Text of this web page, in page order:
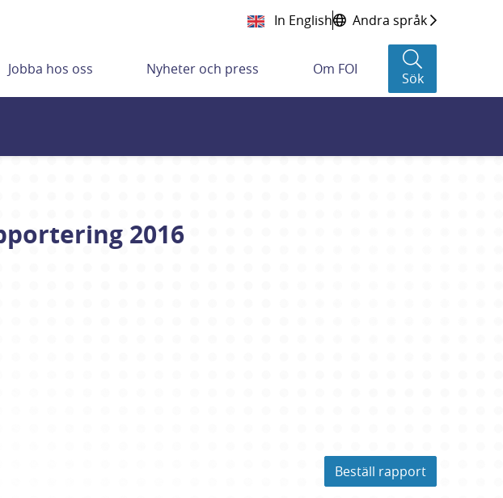
In English Andra språk
Jobba hos oss Nyheter och press Om FOI
Sök
2016
Beställ rapport